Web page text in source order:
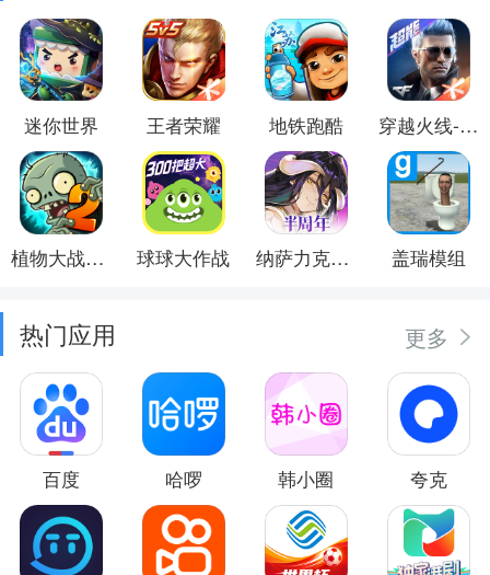
迷你世界 王者荣耀 地铁跑酷 穿越火线-枪战王者
植物大战僵尸2 球球大作战 纳萨力克之王 盖瑞模组
热门应用 更多
百度 哈啰 韩小圈 夸克